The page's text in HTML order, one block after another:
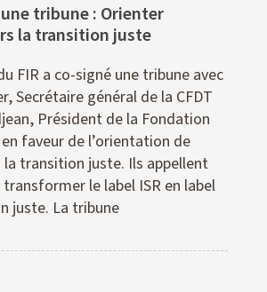
tribune : Orienter
la transition juste
FIR a co-signé une tribune avec
Secrétaire général de la CFDT
Président de la Fondation
faveur de l’orientation de
la transition juste. Ils appellent
le label ISR en label
juste. La tribune